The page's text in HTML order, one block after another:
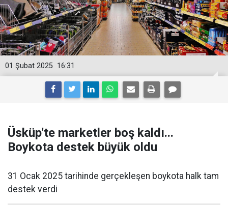
16:31
01 Şubat 2025
Üsküp'te marketler boş kaldı...
Boykota destek büyük oldu
31 Ocak 2025 tarihinde gerçekleşen boykota halk tam
destek verdi